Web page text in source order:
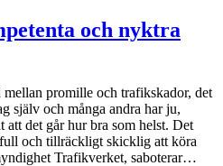
och nyktra
promille och trafikskador, det
själv och många andra har ju,
det går hur bra som helst. Det
och tillräckligt skicklig att köra
Trafikverket, saboterar…